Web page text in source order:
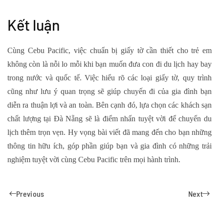
Kết luận
Cùng Cebu Pacific, việc chuẩn bị giấy tờ cần thiết cho trẻ em
không còn là nỗi lo mỗi khi bạn muốn đưa con đi du lịch hay bay
trong nước và quốc tế. Việc hiểu rõ các loại giấy tờ, quy trình
cũng như lưu ý quan trọng sẽ giúp chuyến đi của gia đình bạn
diễn ra thuận lợi và an toàn. Bên cạnh đó, lựa chọn các khách sạn
chất lượng tại Đà Nẵng sẽ là điểm nhấn tuyệt vời để chuyến du
lịch thêm trọn vẹn. Hy vọng bài viết đã mang đến cho bạn những
thông tin hữu ích, góp phần giúp bạn và gia đình có những trải
nghiệm tuyệt vời cùng Cebu Pacific trên mọi hành trình.
Previous Next